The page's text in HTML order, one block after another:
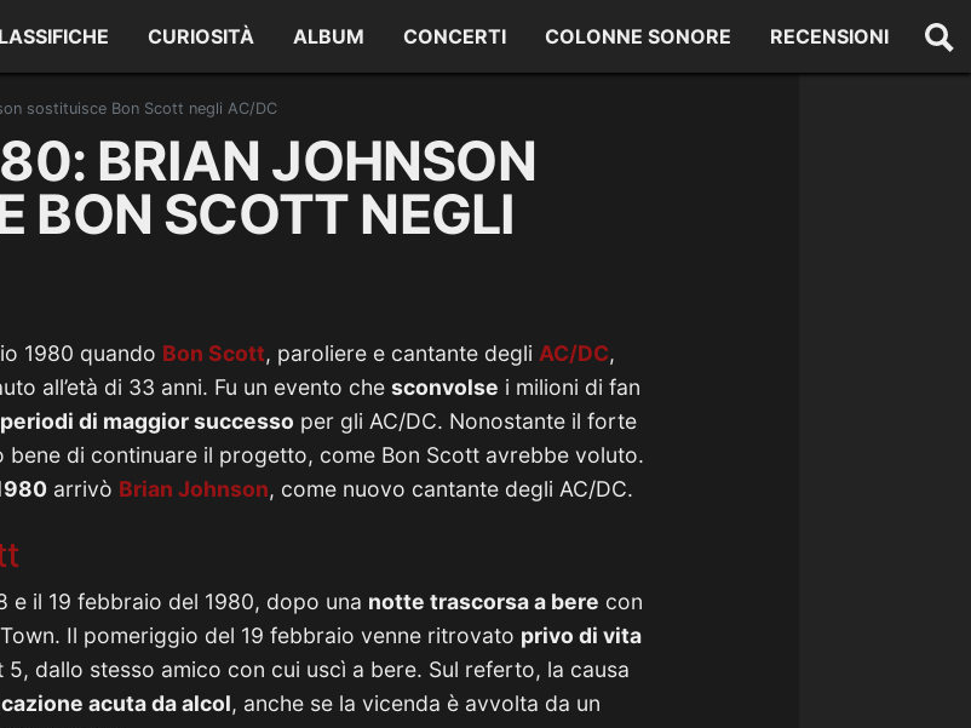
CURIOSITÀ ALBUM CONCERTI COLONNE SONORE RECENSIONI
sostituisce Bon Scott negli AC/DC
BRIAN JOHNSON
BON SCOTT NEGLI
1980 quando Bon Scott, paroliere e cantante degli AC/DC,
all’età di 33 anni. Fu un evento che sconvolse i milioni di fan
periodi di maggior successo per gli AC/DC. Nonostante il forte
bene di continuare il progetto, come Bon Scott avrebbe voluto.
arrivò Brian Johnson, come nuovo cantante degli AC/DC.
e il 19 febbraio del 1980, dopo una notte trascorsa a bere con
Il pomeriggio del 19 febbraio venne ritrovato privo di vita
5, dallo stesso amico con cui uscì a bere. Sul referto, la causa
acuta da alcol, anche se la vicenda è avvolta da un